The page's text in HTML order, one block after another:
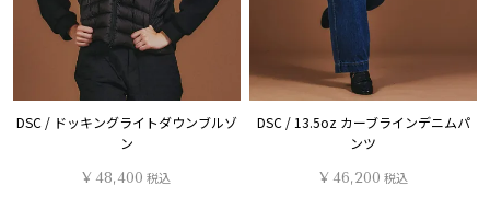
DSC / ドッキングライトダウンブルゾ
ン
¥ 48,400 税込
DSC / 13.5oz カーブラインデニムパ
ンツ
¥ 46,200 税込